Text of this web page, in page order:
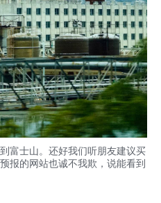
富士山。还好我们听朋友建议买
报的网站也诚不我欺，说能看到